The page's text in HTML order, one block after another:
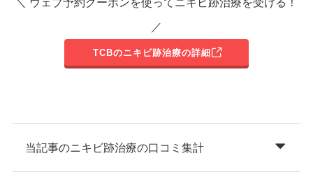
／
TCBのニキビ跡治療の詳細
当記事のニキビ跡治療の口コミ集計